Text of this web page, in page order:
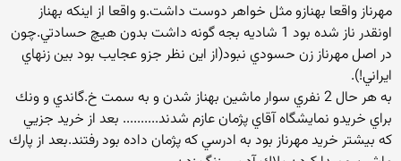
مهرناز واقعا بهنازو مثل خواهر دوست داشت.و واقعا از اينكه بهناز
اونقدر ناز شده بود 1 شاديه بجه گونه داشت بدون هيچ حسادتي.چون
در اصل مهرناز زن حسودي نبود(از اين نظر جزو عجايب بود بين زنهاي
ايراني!).
به هر حال 2 نفري سوار ماشين بهناز شدن و به سمت خ.گاندي و ونك
براي خريدو نمايشگاه آقاي پژمان عازم شدند.......... بعد از خريد جزيي
كه بيشتر خريد مهرناز بود به ادرسي كه پژمان داده بود رفتند.بعد از پارك